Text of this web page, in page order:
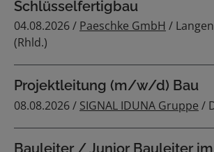
Schlüsselfertigbau
04.08.2026 / Paeschke GmbH /
(Rhld.)
Projektleitung (m/w/d) Bau
08.08.2026 / SIGNAL IDUNA Gruppe /
Bauleiter / Junior Bauleiter im